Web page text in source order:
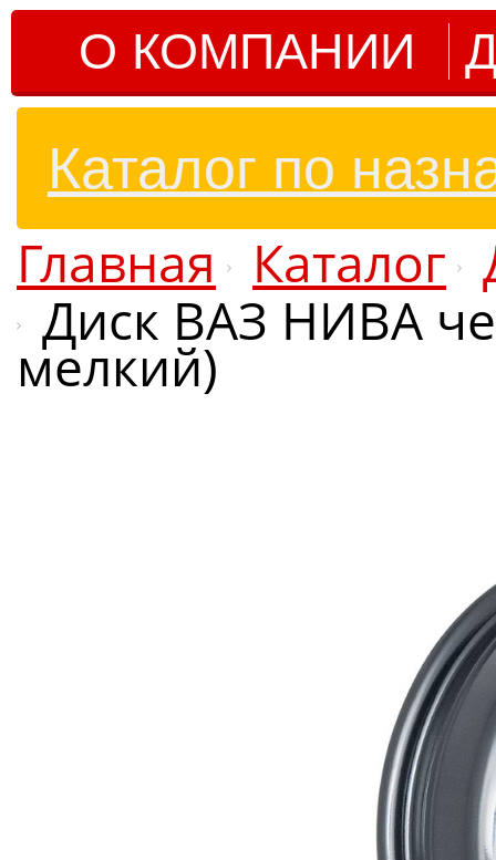
О КОМПАНИИ
Каталог по
Главная Каталог
Диск ВАЗ НИВА
мелкий)